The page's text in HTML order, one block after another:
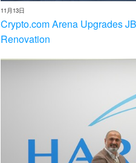
11月13日
Crypto.com Arena Upgrades
Renovation